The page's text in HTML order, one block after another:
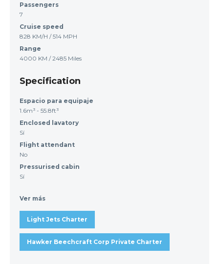
Passengers
7
Cruise speed
828 KM/H / 514 MPH
Range
4000 KM / 2485 Miles
Specification
Espacio para equipaje
1.6m³ - 55.8ft³
Enclosed lavatory
Sí
Flight attendant
No
Pressurised cabin
Sí
Ver más
Light Jets Charter
Hawker Beechcraft Corp Private Charter